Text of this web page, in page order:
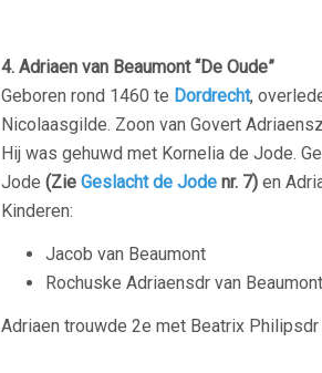
4. Adriaen van Beaumont “De Oude”
Geboren rond 1460 te Dordrecht,
Nicolaasgilde. Zoon van Govert
Hij was gehuwd met Kornelia de Jode.
Jode (Zie Geslacht de Jode nr. 7) en
Kinderen:
Jacob van Beaumont
Rochuske Adriaensdr van Beaumont
Adriaen trouwde 2e met Beatrix Philipsdr